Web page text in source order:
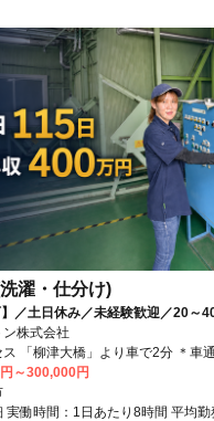
濯・仕分け)
】／土日休み／未経験歓迎／20～
ン株式会社
「柳津大橋」より車で2分 ＊車
～300,000円
実働時間：1日あたり8時間 平均